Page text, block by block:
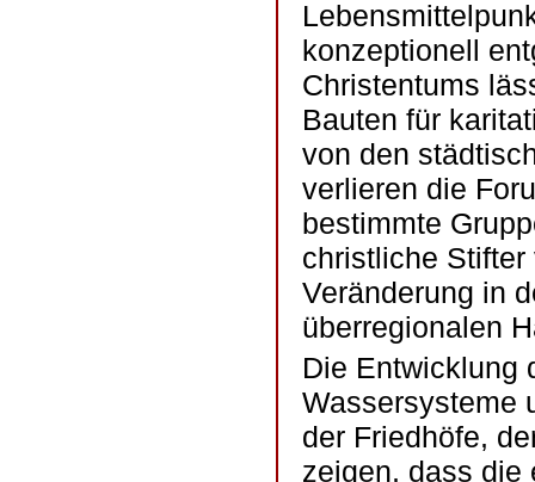
konzeptionell
Christentums
Bauten für
von den
verlieren die
bestimmte
christliche
Veränderung in
überregionalen
Die Entwicklung
Wassersysteme
der Friedhöfe,
zeigen, dass die